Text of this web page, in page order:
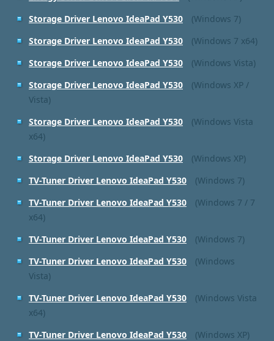
Storage Driver Lenovo IdeaPad Y530
(Windows 7)
Storage Driver Lenovo IdeaPad Y530
(Windows 7 x64)
Storage Driver Lenovo IdeaPad Y530
(Windows Vista)
Storage Driver Lenovo IdeaPad Y530
(Windows XP /
Vista)
Storage Driver Lenovo IdeaPad Y530
(Windows Vista
x64)
Storage Driver Lenovo IdeaPad Y530
(Windows XP)
TV-Tuner Driver Lenovo IdeaPad Y530
(Windows 7)
TV-Tuner Driver Lenovo IdeaPad Y530
(Windows 7 / 7
x64)
TV-Tuner Driver Lenovo IdeaPad Y530
(Windows 7)
TV-Tuner Driver Lenovo IdeaPad Y530
(Windows
Vista)
TV-Tuner Driver Lenovo IdeaPad Y530
(Windows Vista
x64)
TV-Tuner Driver Lenovo IdeaPad Y530
(Windows XP)